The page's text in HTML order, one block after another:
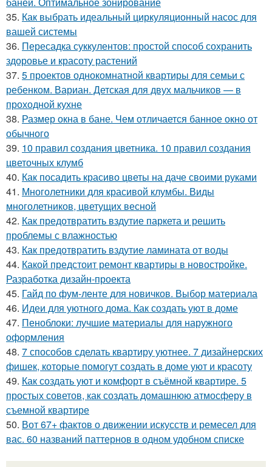
35. Как выбрать идеальный циркуляционный насос для
вашей системы
36. Пересадка суккулентов: простой способ сохранить
здоровье и красоту растений
37. 5 проектов однокомнатной квартиры для семьи с
ребенком. Вариан. Детская для двух мальчиков — в
проходной кухне
38. Размер окна в бане. Чем отличается банное окно от
обычного
39. 10 правил создания цветника. 10 правил создания
цветочных клумб
40. Как посадить красиво цветы на даче своими руками
41. Многолетники для красивой клумбы. Виды
многолетников, цветущих весной
42. Как предотвратить вздутие паркета и решить
проблемы с влажностью
43. Как предотвратить вздутие ламината от воды
44. Какой предстоит ремонт квартиры в новостройке.
Разработка дизайн-проекта
45. Гайд по фум-ленте для новичков. Выбор материала
46. Идеи для уютного дома. Как создать уют в доме
47. Пеноблоки: лучшие материалы для наружного
оформления
48. 7 способов сделать квартиру уютнее. 7 дизайнерских
фишек, которые помогут создать в доме уют и красоту
49. Как создать уют и комфорт в съёмной квартире. 5
простых советов, как создать домашнюю атмосферу в
съемной квартире
50. Вот 67+ фактов о движении искусств и ремесел для
вас. 60 названий паттернов в одном удобном списке